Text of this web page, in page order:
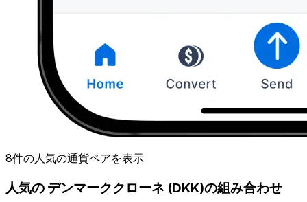
8件の人気の通貨ペアを表示
人気の デンマーククローネ (DKK)の組み合わせ